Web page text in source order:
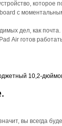
которое
с
дел, как
Air готов
вы всегда